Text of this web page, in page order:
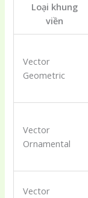
Loại khung
viền
Vector
Geometric
Vector
Ornamental
Vector